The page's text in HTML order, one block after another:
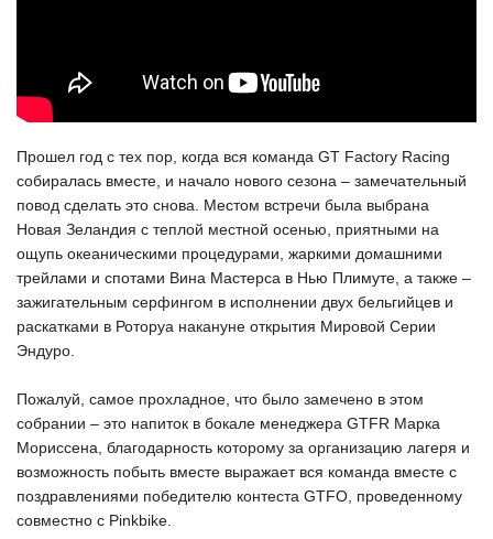
Прошел год с тех пор, когда вся команда GT Factory Racing
собиралась вместе, и начало нового сезона – замечательный
повод сделать это снова. Местом встречи была выбрана
Новая Зеландия с теплой местной осенью, приятными на
ощупь океаническими процедурами, жаркими домашними
трейлами и спотами Вина Мастерса в Нью Плимуте, а также –
зажигательным серфингом в исполнении двух бельгийцев и
раскатками в Роторуа накануне открытия Мировой Серии
Эндуро.
Пожалуй, самое прохладное, что было замечено в этом
собрании – это напиток в бокале менеджера GTFR Марка
Мориссена, благодарность которому за организацию лагеря и
возможность побыть вместе выражает вся команда вместе с
поздравлениями победителю контеста GTFO, проведенному
совместно с Pinkbike.